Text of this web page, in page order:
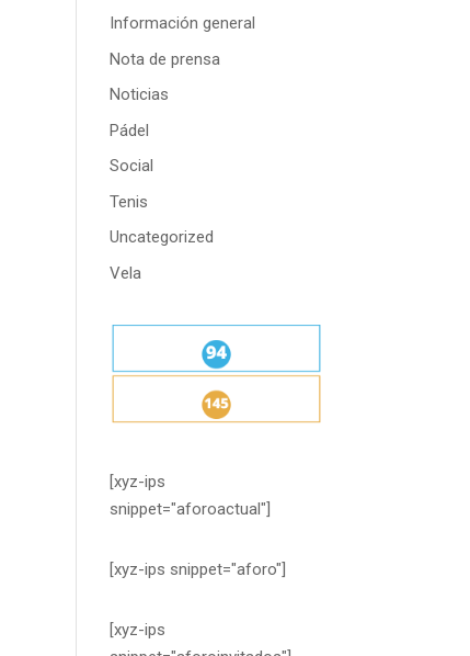
Información general
Nota de prensa
Noticias
Pádel
Social
Tenis
Uncategorized
Vela
[xyz-ips
snippet="aforoactual"]
[xyz-ips snippet="aforo"]
[xyz-ips